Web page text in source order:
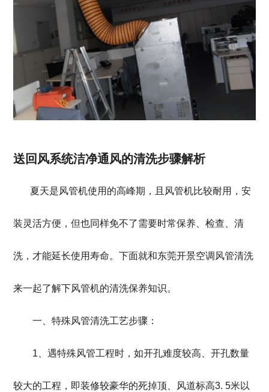
送回风系统洁净通风的清洗步骤解析
夏天是风管机使用的高峰期，且风管机比较耐用，安
装灵活方便，但也同样免不了需要时常保养、检查、清
洗，才能延长使用寿命。下面就和东莞开景空调风管清洗
来一起了解下风管机的清洗保养知识。
一、特殊风管清洗工艺步骤：
1、遇特殊风管工程时，如开孔难度较高、开孔数量
较大的工程，即装修较豪华的死掉顶、风道标高3. 5米以